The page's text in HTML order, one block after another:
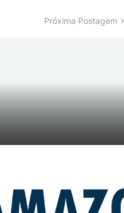
Próxima Postagem